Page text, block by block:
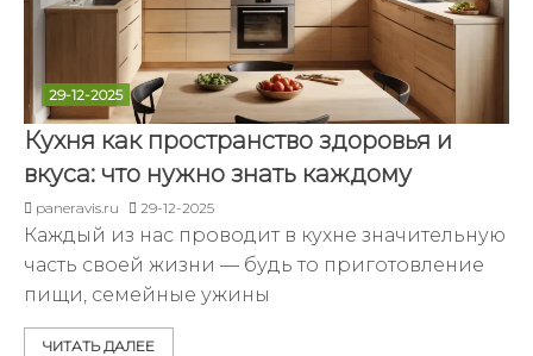
29-12-2025
Кухня как пространство здоровья и
вкуса: что нужно знать каждому
paneravis.ru 29-12-2025
Каждый из нас проводит в кухне значительную
часть своей жизни — будь то приготовление
пищи, семейные ужины
ЧИТАТЬ ДАЛЕЕ